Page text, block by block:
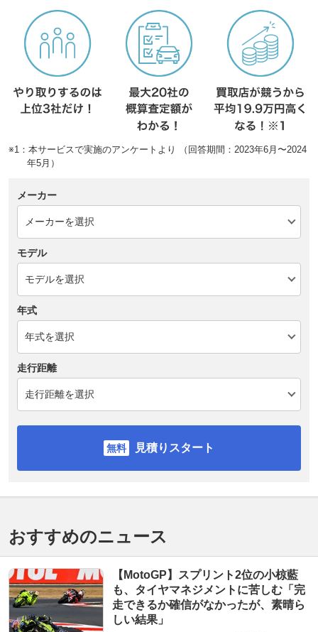
※1：本サービスで実施のアンケートより （回答期間：2023年6月〜2024
年5月）
メーカー
モデル
年式
走行距離
見積りスタート
おすすめのニュース
【MotoGP】スプリント2位の小椋藍
も、タイヤマネジメントに苦しむ「完
走できるか確信がなかったが、素晴ら
しい結果」